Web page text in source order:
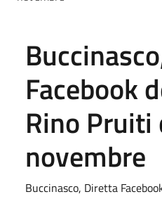
Facebook
Rino Pruiti
novembre
Buccinasco, Diretta